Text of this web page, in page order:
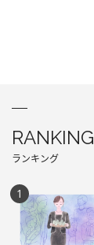
RANKING
ランキング